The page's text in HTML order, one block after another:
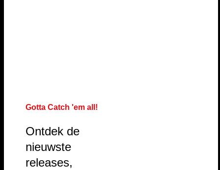
Gotta Catch 'em all!
Ontdek de
nieuwste
releases,